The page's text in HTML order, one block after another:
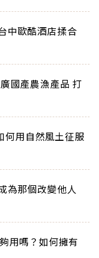
中歐酷酒店揉合
國產農漁產品 打
何用自然風土征服
為那個改變他人
用嗎？如何擁有